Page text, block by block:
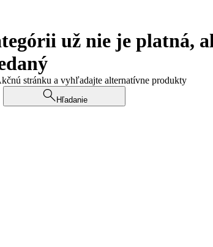
už nie je platná,
stránku a vyhľadajte alternatívne produkty
Hľadanie